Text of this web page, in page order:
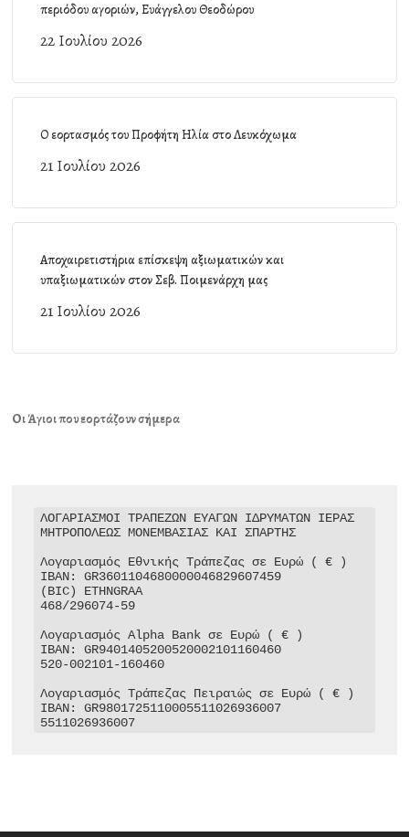
περιόδου αγοριών, Ευάγγελου Θεοδώρου
22 Ιουλίου 2026
Ο εορτασμός του Προφήτη Ηλία στο Λευκόχωμα
21 Ιουλίου 2026
Αποχαιρετιστήρια επίσκεψη αξιωματικών και
υπαξιωματικών στον Σεβ. Ποιμενάρχη μας
21 Ιουλίου 2026
Οι Άγιοι που εορτάζουν σήμερα
ΛΟΓΑΡΙΑΣΜΟΙ ΤΡΑΠΕΖΩΝ ΕΥΑΓΩΝ ΙΔΡΥΜΑΤΩΝ ΙΕΡΑΣ
ΜΗΤΡΟΠΟΛΕΩΣ ΜΟΝΕΜΒΑΣΙΑΣ ΚΑΙ ΣΠΑΡΤΗΣ
Λογαριασμός Εθνικής Τράπεζας σε Ευρώ ( € )
IBAN: GR3601104680000046829607459
(BIC) ETHNGRAA
468/296074-59
Λογαριασμός Alpha Bank σε Ευρώ ( € )
IBAN: GR9401405200520002101160460
520-002101-160460
Λογαριασμός Τράπεζας Πειραιώς σε Ευρώ ( € )
IBAN: GR9801725110005511026936007
5511026936007